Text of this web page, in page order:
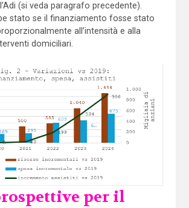
(si veda paragrafo precedente).
stato se il finanziamento fosse stato
all’intensità e alla
domiciliari.
per il